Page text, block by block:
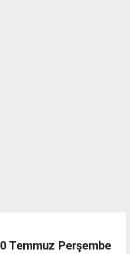
Temmuz Perşembe